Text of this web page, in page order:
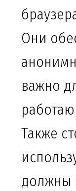
Они
важно
Также
должны